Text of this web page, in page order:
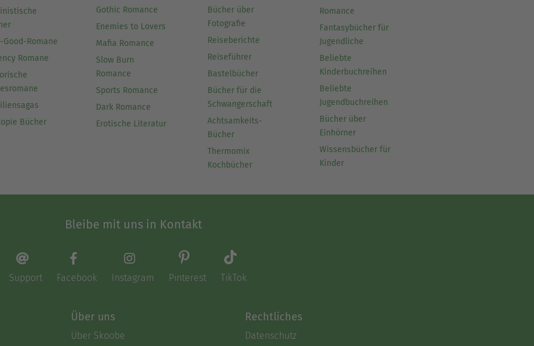
Good-Romane
Romane
Bücher
Gothic Romance
Enemies to Lovers
Mafia Romance
Slow Burn
Romance
Sports Romance
Dark Romance
Erotische Literatur
Bücher über
Fotografie
Reiseberichte
Reiseführer
Bastelbücher
Bücher für die
Schwangerschaft
Achtsamkeits-
Bücher
Thermomix
Kochbücher
Romance
Fantasybücher für
Jugendliche
Beliebte
Kinderbuchreihen
Beliebte
Jugendbuchreihen
Bücher über
Einhörner
Wissensbücher für
Kinder
Bleibe mit uns in Kontakt
Support Facebook Instagram Pinterest TikTok
Über uns
Über Skoobe
Rechtliches
Datenschutz